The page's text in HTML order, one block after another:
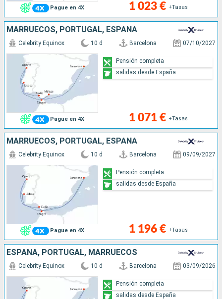
Pague en 4X 1 023 € +Tasas
MARRUECOS, PORTUGAL, ESPAÑA
Pague en 4X
Celebrity Equinox 10 d Barcelona 07/10/2027
1 071 € +Tasas
Pensión completa
salidas desde España
MARRUECOS, PORTUGAL, ESPAÑA
Pague en 4X
Celebrity Equinox 10 d Barcelona 09/09/2027
1 196 € +Tasas
Pensión completa
salidas desde España
ESPAÑA, PORTUGAL, MARRUECOS
Celebrity Equinox 10 d Barcelona 03/09/2026
Pensión completa
salidas desde España